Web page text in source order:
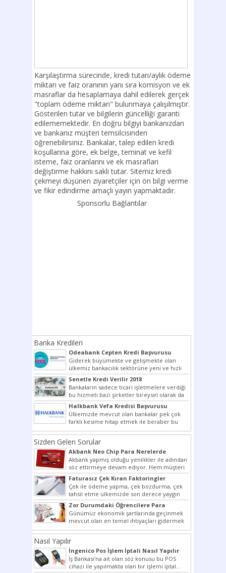
Karşılaştırma sürecinde, kredi tutarı/aylık ödeme
miktarı ve faiz oranının yanı sıra komisyon ve ek
masraflar da hesaplamaya dahil edilerek gerçek
"toplam ödeme miktarı" bulunmaya çalışılmıştır.
Gösterilen tutar ve bilgilerin güncelliği garanti
edilememektedir. En doğru bilgiyi bankanızdan
ve bankanız müşteri temsilcisinden
öğrenebilirsiniz. Bankalar, talep edilen kredi
koşullarına göre, ek belge, teminat ve kefil
isteme, faiz oranlarını ve ek masrafları
değiştirme hakkını saklı tutar. Sitemiz kredi
çekmeyi düşünen ziyaretçiler için ön bilgi verme
ve fikir edindirme amaçlı yayın yapmaktadır.
Sponsorlu Bağlantılar
Banka Kredileri
Odeabank Cepten Kredi Başvurusu
KREDIM 8444
Giderek büyümekte ve gelişmekte olan
ülkemiz bankacılık sektörüne yeni ve hızlı
bir giriş yapmış olan...
Senetle Kredi Verilir 2018
Bankaların sadece ticari işletmelere verdiği
bu hizmeti bazı şirketler bireysel olarak da
vermektedir. Senetle kredi...
Halkbank Vefa Kredisi Başvurusu
Ülkemizde mevcut olan bankalar pek çok
farklı kesime hitap etmek ile beraber bu
noktada son...
Sizden Gelen Sorular
Akbank Neo Chip Para Nerelerde
Kullanılır?
Akbank yapmış olduğu yenilikler ile adından
söz ettirmeye devam ediyor. Hem müşteri
potansiyelini arttırmak hem...
Faturasız Çek Kıran Faktoringler
Çek ile ödeme yapma, çek bozdurma, çek
tahsil etme ülkemizde son derece yaygın
bir şekilde...
Zor Durumdaki Öğrencilere Para
Yardımı
Günümüz ekonomik şartlarında geçinmek
mevcut olan en temel ihtiyaçları gidermek
dahi son derece zor olmak...
Nasıl Yapılır
İngenico Pos İşlem İptali Nasıl Yapılır
İş Bankası’na ait olan söz konusu bu POS
cihazı ile yapılmakta olan bir işlemi iptal...